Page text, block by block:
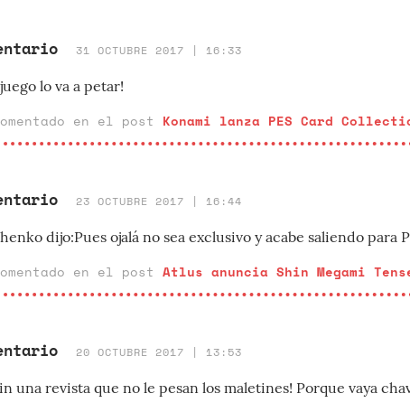
31 OCTUBRE 2017 | 16:33
lo va a petar!
en el post Konami lanza PES Card
23 OCTUBRE 2017 | 16:44
dijo:Pues ojalá no sea exclusivo y acabe saliendo para
en el post Atlus anuncia Shin Megami
20 OCTUBRE 2017 | 13:53
una revista que no le pesan los maletines! Porque vaya